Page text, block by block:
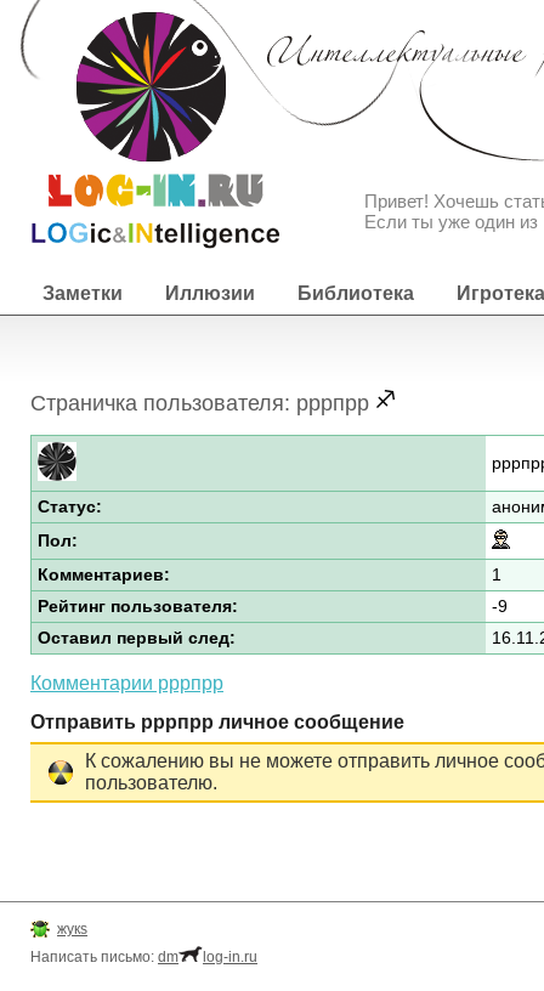
Привет! Хочешь
Если ты уже один из
Заметки Иллюзии Библиотека Игротека
Страничка пользователя: рррпрр
Статус:
Пол:
Комментариев:
1
Рейтинг пользователя:
-9
Оставил первый след:
Комментарии рррпрр
Отправить рррпрр личное сообщение
К сожалению вы не можете отправить личное
пользователю.
жукs
Написать письмо: dm log-in.ru